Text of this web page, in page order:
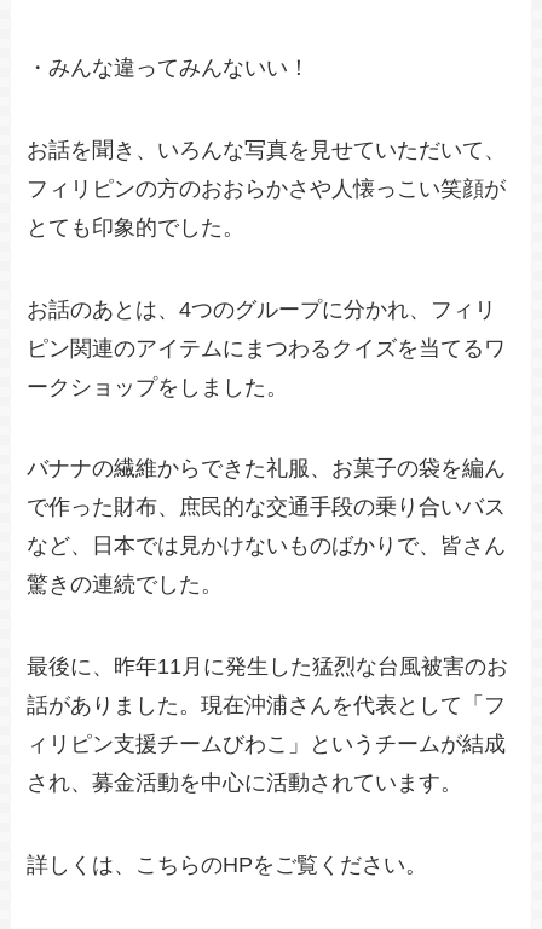
・みんな違ってみんないい！
お話を聞き、いろんな写真を見せていただいて、
フィリピンの方のおおらかさや人懐っこい笑顔が
とても印象的でした。
お話のあとは、4つのグループに分かれ、フィリ
ピン関連のアイテムにまつわるクイズを当てるワ
ークショップをしました。
バナナの繊維からできた礼服、お菓子の袋を編ん
で作った財布、庶民的な交通手段の乗り合いバス
など、日本では見かけないものばかりで、皆さん
驚きの連続でした。
最後に、昨年11月に発生した猛烈な台風被害のお
話がありました。現在沖浦さんを代表として「フ
ィリピン支援チームびわこ」というチームが結成
され、募金活動を中心に活動されています。
詳しくは、こちらのHPをご覧ください。